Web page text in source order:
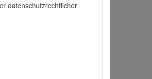
datenschutzrechtlicher